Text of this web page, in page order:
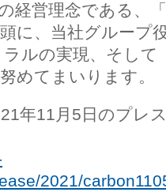
経営理念である、
に、当社グループ
ルの実現、そし
めてまいります。
年11月5日のプレ
2021/